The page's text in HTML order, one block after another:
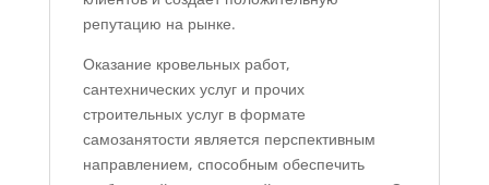
репутацию на рынке.
Оказание кровельных работ,
сантехнических услуг и прочих
строительных услуг в формате
самозанятости является перспективным
направлением, способным обеспечить